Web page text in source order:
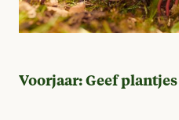
Voorjaar: Geef